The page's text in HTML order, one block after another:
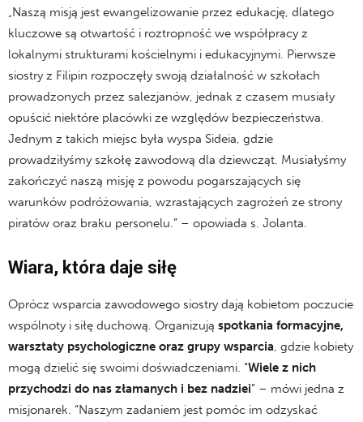
„Naszą misją jest ewangelizowanie przez edukację, dlatego
kluczowe są otwartość i roztropność we współpracy z
lokalnymi strukturami kościelnymi i edukacyjnymi. Pierwsze
siostry z Filipin rozpoczęły swoją działalność w szkołach
prowadzonych przez salezjanów, jednak z czasem musiały
opuścić niektóre placówki ze względów bezpieczeństwa.
Jednym z takich miejsc była wyspa Sideia, gdzie
prowadziłyśmy szkołę zawodową dla dziewcząt. Musiałyśmy
zakończyć naszą misję z powodu pogarszających się
warunków podróżowania, wzrastających zagrożeń ze strony
piratów oraz braku personelu.” – opowiada s. Jolanta.
Wiara, która daje siłę
Oprócz wsparcia zawodowego siostry dają kobietom poczucie
wspólnoty i siłę duchową. Organizują spotkania formacyjne,
warsztaty psychologiczne oraz grupy wsparcia, gdzie kobiety
mogą dzielić się swoimi doświadczeniami. “Wiele z nich
przychodzi do nas złamanych i bez nadziei” – mówi jedna z
misjonarek. “Naszym zadaniem jest pomóc im odzyskać